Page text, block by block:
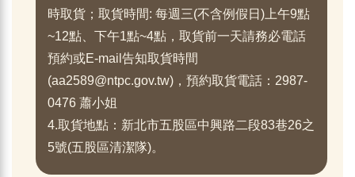
時取貨；取貨時間: 每週三(不含例假日)上午9點
~12點、下午1點~4點，取貨前一天請務必電話
預約或E-mail告知取貨時間
(aa2589@ntpc.gov.tw)，預約取貨電話：2987-
0476 蕭小姐
4.取貨地點：新北市五股區中興路二段83巷26之
5號(五股區清潔隊)。